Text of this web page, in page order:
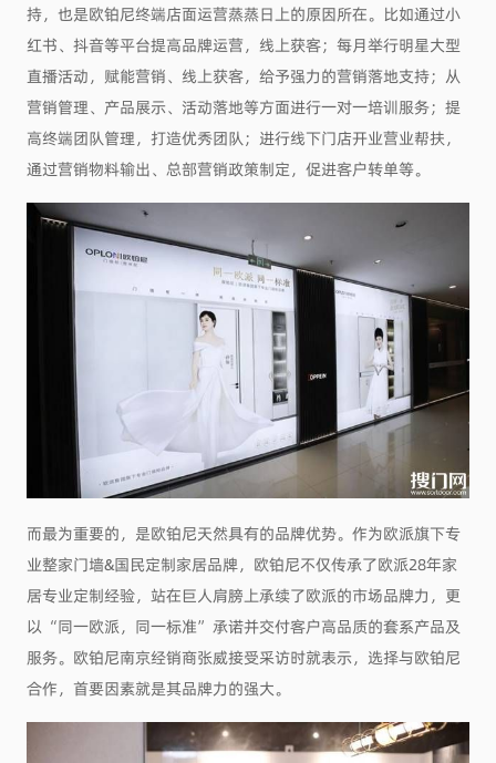
持，也是欧铂尼终端店面运营蒸蒸日上的原因所在。比如通过小
红书、抖音等平台提高品牌运营，线上获客；每月举行明星大型
直播活动，赋能营销、线上获客，给予强力的营销落地支持；从
营销管理、产品展示、活动落地等方面进行一对一培训服务；提
高终端团队管理，打造优秀团队；进行线下门店开业营业帮扶，
通过营销物料输出、总部营销政策制定，促进客户转单等。
而最为重要的，是欧铂尼天然具有的品牌优势。作为欧派旗下专
业整家门墙&国民定制家居品牌，欧铂尼不仅传承了欧派28年家
居专业定制经验，站在巨人肩膀上承续了欧派的市场品牌力，更
以“同一欧派，同一标准”承诺并交付客户高品质的套系产品及
服务。欧铂尼南京经销商张威接受采访时就表示，选择与欧铂尼
合作，首要因素就是其品牌力的强大。